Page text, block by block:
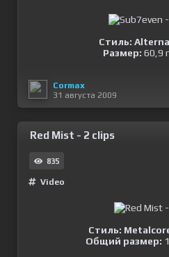
Стиль:
Размер: 60,9
Cormax
31 августа 2009
Red Mist - 2 clips
835
Video
Стиль:
Общий размер: